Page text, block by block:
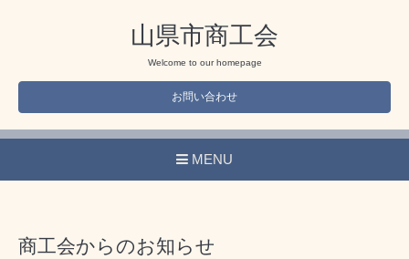
山県市商工会
Welcome to our homepage
お問い合わせ
MENU
商工会からのお知らせ